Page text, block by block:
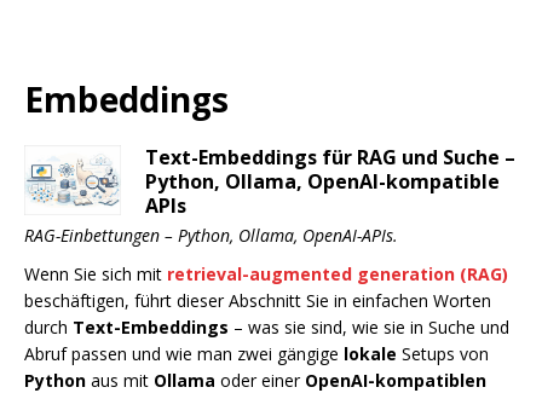
Embeddings
Text-Embeddings für RAG und Suche –
Python, Ollama, OpenAI-kompatible
APIs
RAG-Einbettungen – Python, Ollama, OpenAI-APIs.
Wenn Sie sich mit retrieval-augmented generation (RAG)
beschäftigen, führt dieser Abschnitt Sie in einfachen Worten
durch Text-Embeddings – was sie sind, wie sie in Suche und
Abruf passen und wie man zwei gängige lokale Setups von
Python aus mit Ollama oder einer OpenAI-kompatiblen